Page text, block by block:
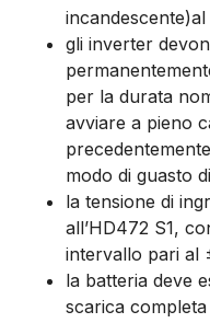
gli inverter
per la durata
avviare a pieno
modo di guasto
la tensione di
all’HD472 S1,
intervallo pari al
la batteria deve
scarica completa